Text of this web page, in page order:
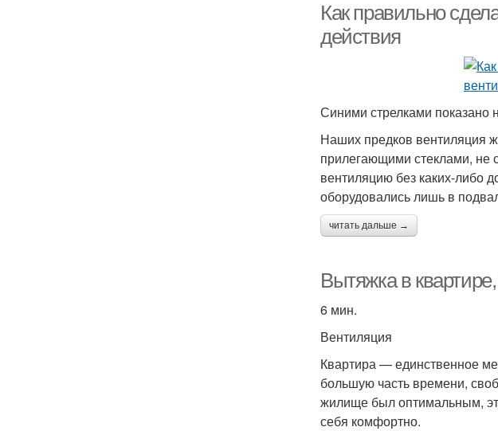
Как правильно
действия
Синими стрелками показано
Наших предков вентиляция
прилегающими стеклами, не
вентиляцию без каких-либо
оборудовались лишь в
читать дальше →
Вытяжка в
6 мин.
Вентиляция
Квартира — единственное
большую часть времени,
жилище был оптимальным,
себя комфортно.